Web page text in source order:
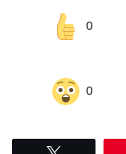
0
0